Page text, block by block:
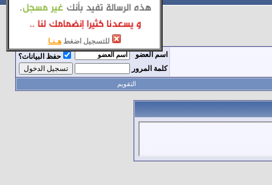
للتسجيل اضغط هـنـا
اسم العضو
حفظ البيانات؟
كلمة المرور
التقويم